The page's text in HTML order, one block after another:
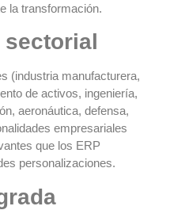
la transformación.
(industria manufacturera,
de activos, ingeniería,
aeronáutica, defensa,
empresariales
que los ERP
personalizaciones.